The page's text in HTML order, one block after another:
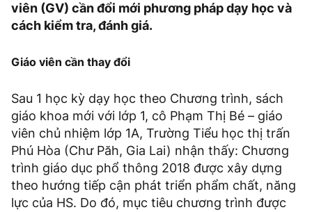
viên (GV) cần đổi mới phương pháp dạy học và
cách kiểm tra, đánh giá.
Giáo viên cần thay đổi
Sau 1 học kỳ dạy học theo Chương trình, sách
giáo khoa mới với lớp 1, cô Phạm Thị Bé – giáo
viên chủ nhiệm lớp 1A, Trường Tiểu học thị trấn
Phú Hòa (Chư Păh, Gia Lai) nhận thấy: Chương
trình giáo dục phổ thông 2018 được xây dựng
theo hướng tiếp cận phát triển phẩm chất, năng
lực của HS. Do đó, mục tiêu chương trình được